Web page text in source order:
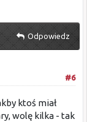
Odpowiedz
#6
ktoś miał
wolę kilka - tak